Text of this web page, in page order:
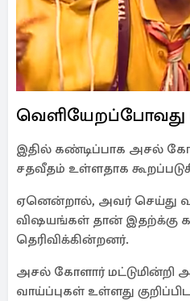
வெளியேறப்போவது
இதில் கண்டிப்பாக அசல்
சதவீதம் உள்ளதாக
ஏனென்றால், அவர் செய்து
விஷயங்கள் தான் இதற்க்கு
தெரிவிக்கின்றனர்.
அசல் கோளார் மட்டுமின்றி
வாய்ப்புகள் உள்ளது